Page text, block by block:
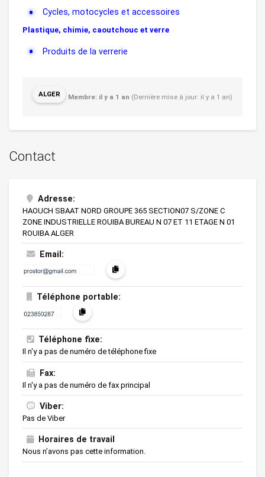
Cycles, motocycles et accessoires
Plastique, chimie, caoutchouc et verre
Produits de la verrerie
Produits en plastique
Articles injectés
Articles scolaires et de bureaux en caou...
Bougies ménagères et cierges
Compound PVC
Corps creux en plastique
Encres
Films et sacherie en plastique
Gaz industriels
ALGER Membre: il y a 1 an (Dernière mise à jour: il y a 1 an)
Contact
Adresse:
HAOUCH SBAAT NORD GROUPE 365 SECTION07 S/ZONE C
ZONE INDUSTRIELLE ROUIBA BUREAU N 07 ET 11 ETAGE N 01
ROUIBA ALGER
Email:
Téléphone portable:
Téléphone fixe:
Il n'y a pas de numéro de téléphone fixe
Fax:
Il n'y a pas de numéro de fax principal
Viber:
Pas de Viber
Horaires de travail
Nous n’avons pas cette information.